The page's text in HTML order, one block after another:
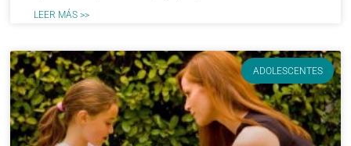
LEER MÁS >>
ADOLESCENTES